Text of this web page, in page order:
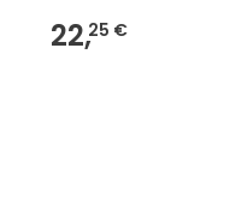
22,25 €